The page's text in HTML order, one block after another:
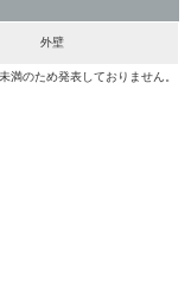
外壁
のため発表しておりません。